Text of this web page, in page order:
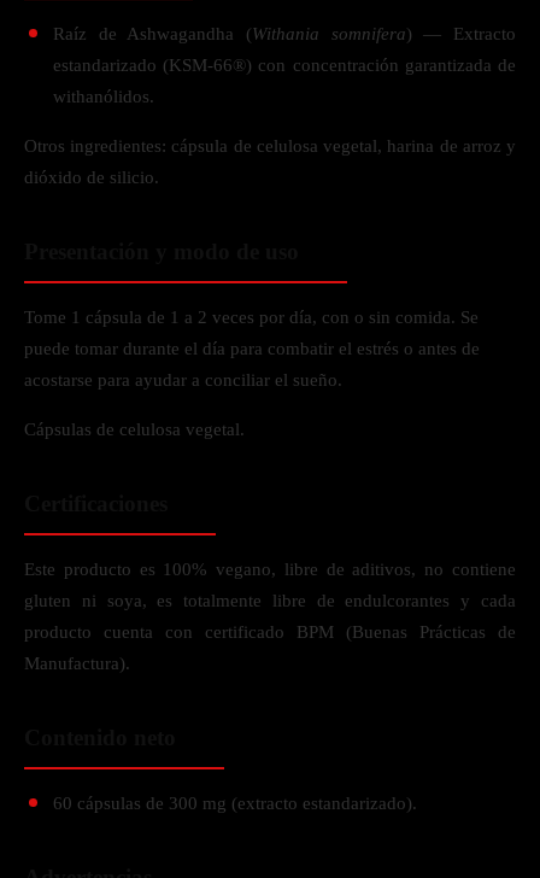
Raíz de Ashwagandha (Withania somnifera) — Extracto
estandarizado (KSM-66®) con concentración garantizada de
withanólidos.
Otros ingredientes: cápsula de celulosa vegetal, harina de arroz y
dióxido de silicio.
Tome 1 cápsula de 1 a 2 veces por día, con o sin comida. Se
puede tomar durante el día para combatir el estrés o antes de
acostarse para ayudar a conciliar el sueño.
Cápsulas de celulosa vegetal.
Este producto es 100% vegano, libre de aditivos, no contiene
gluten ni soya, es totalmente libre de endulcorantes y cada
producto cuenta con certificado BPM (Buenas Prácticas de
Manufactura).
60 cápsulas de 300 mg (extracto estandarizado).